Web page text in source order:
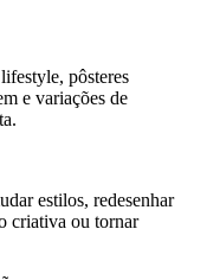
pôsteres
e variações de
estilos, redesenhar
criativa ou tornar